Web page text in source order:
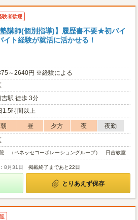
験者歓迎
塾講師(個別指導)】履歴書不要★初バイ
イト経験が就活に活かせる！
～2640円 ※経験による
駅 徒歩 3分
1.5時間以上
朝 昼 夕方 夜
夜勤
（ベネッセコーポレーショングループ） 日吉教室
8月31日 掲載終了まであと22日
とりあえず保存